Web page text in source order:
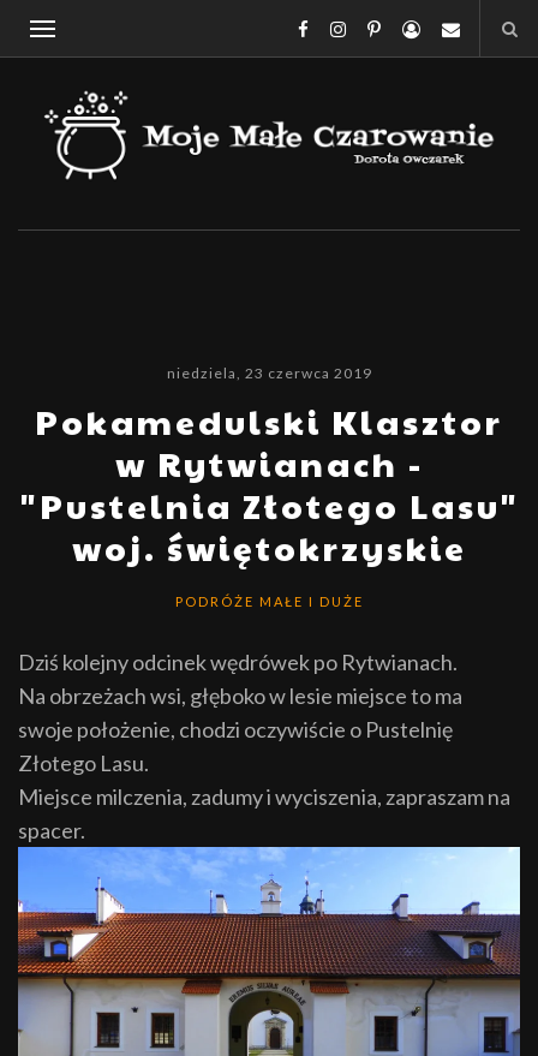
niedziela, 23 czerwca 2019
Pokamedulski Klasztor
w Rytwianach -
"Pustelnia Złotego Lasu"
woj. świętokrzyskie
PODRÓŻE MAŁE I DUŻE
Dziś kolejny odcinek wędrówek po Rytwianach.
Na obrzeżach wsi, głęboko w lesie miejsce to ma
swoje położenie, chodzi oczywiście o Pustelnię
Złotego Lasu.
Miejsce milczenia, zadumy i wyciszenia, zapraszam na
spacer.